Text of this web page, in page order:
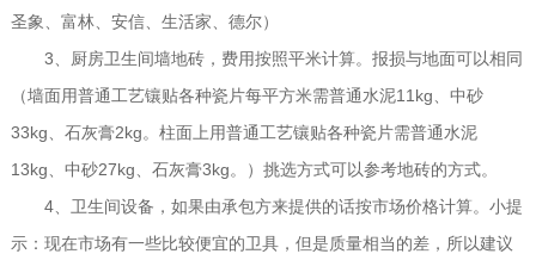
圣象、富林、安信、生活家、德尔）
3、厨房卫生间墙地砖，费用按照平米计算。报损与地面可以相同
（墙面用普通工艺镶贴各种瓷片每平方米需普通水泥11kg、中砂
33kg、石灰膏2kg。柱面上用普通工艺镶贴各种瓷片需普通水泥
13kg、中砂27kg、石灰膏3kg。）挑选方式可以参考地砖的方式。
4、卫生间设备，如果由承包方来提供的话按市场价格计算。小提
示：现在市场有一些比较便宜的卫具，但是质量相当的差，所以建议